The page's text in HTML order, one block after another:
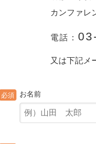
カンファレ
電話：
又は下記メ
お名前
必須